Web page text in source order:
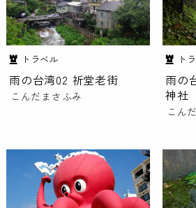
トラベル
雨の台湾02 祈堂老街
こんだまさふみ
ト
雨の
神社
こん